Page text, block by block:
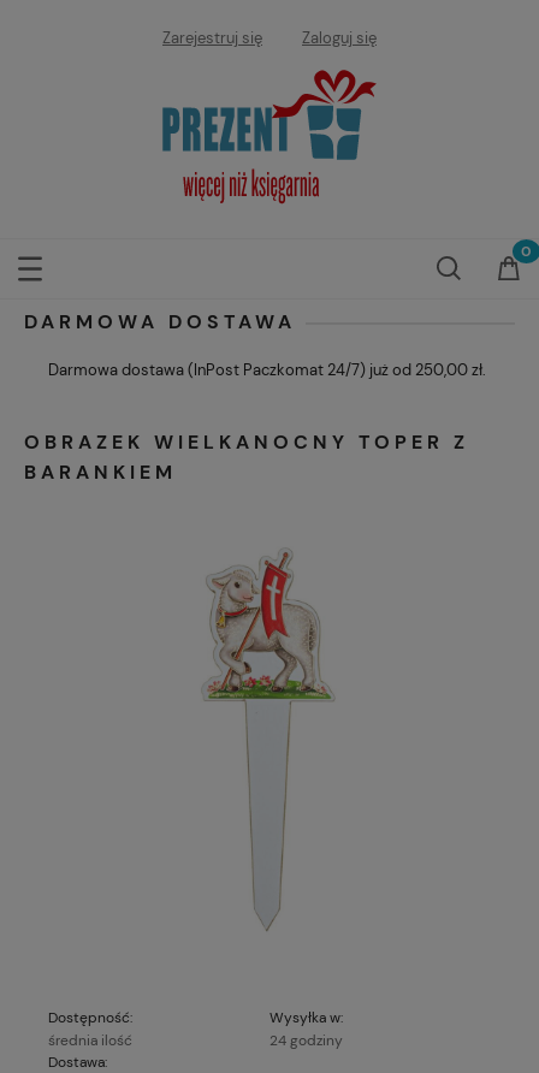
Zarejestruj się Zaloguj się
DARMOWA DOSTAWA
Darmowa dostawa (InPost Paczkomat 24/7) już od 250,00 zł.
OBRAZEK WIELKANOCNY TOPER Z
BARANKIEM
Dostępność:
średnia ilość
Wysyłka w:
24 godziny
Dostawa: